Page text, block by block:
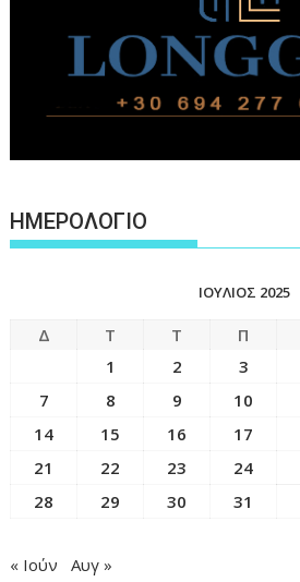
ΗΜΕΡΟΛΟΓΙΟ
ΙΟΎΛΙΟΣ 2025
Δ Τ Τ Π
1
2 3
7
8 9 10
14
15 16 17
21
22 23 24
28
29 30 31
« Ιούν Αυγ »